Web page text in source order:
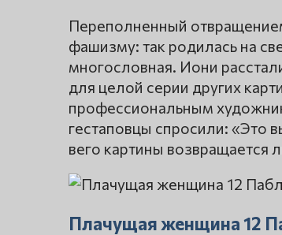
Переполненный
фашизму: так родилась на
многословная. Иони
для целой серии других
профессиональным
гестаповцы спросили: «Это
вего картины возвращается
Плачущая женщина 12